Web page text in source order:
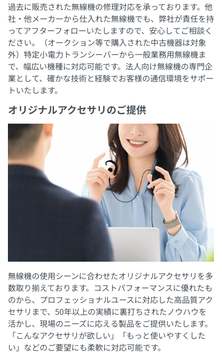
過去に販売された無線機の修理対応を承っております。他
社・他メーカーから仕入れた無線機でも、弊社が責任を持
ってアフターフォローいたしますので、安心してご相談く
ださい。（オークション等で購入された中古機器は対象
外）特定小電力トランシーバーから一般業務用無線機ま
で、幅広い機種に対応可能です。法人向け無線機の専門企
業として、確かな技術と経験でお客様の通信環境をサポー
トいたします。
オリジナルアクセサリのご提供
無線機の使用シーンに合わせたオリジナルアクセサリを多
数取り揃えております。コストパフォーマンスに優れたも
のから、プロフェッショナルユースに対応した高品質アク
セサリまで、50年以上の実績に裏打ちされたノウハウを
活かし、現場のニーズに応える製品をご提供いたします。
「こんなアクセサリが欲しい」「もっと使いやすくした
い」などのご要望にも柔軟に対応可能です。